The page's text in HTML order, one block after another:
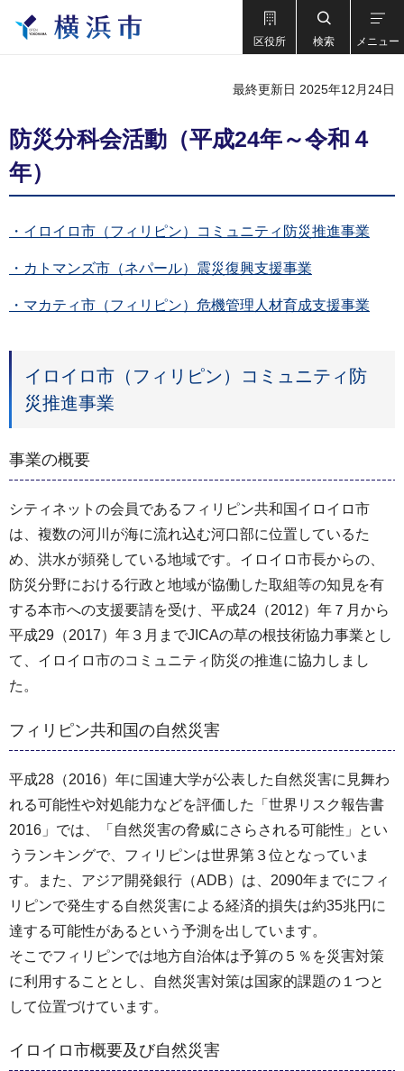
区役所 検索 メニュー
最終更新日 2025年12月24日
防災分科会活動（平成24年～令和４
年）
・イロイロ市（フィリピン）コミュニティ防災推進事業
・カトマンズ市（ネパール）震災復興支援事業
・マカティ市（フィリピン）危機管理人材育成支援事業
イロイロ市（フィリピン）コミュニティ防
災推進事業
事業の概要
シティネットの会員であるフィリピン共和国イロイロ市
は、複数の河川が海に流れ込む河口部に位置しているた
め、洪水が頻発している地域です。イロイロ市長からの、
防災分野における行政と地域が協働した取組等の知見を有
する本市への支援要請を受け、平成24（2012）年７月から
平成29（2017）年３月までJICAの草の根技術協力事業とし
て、イロイロ市のコミュニティ防災の推進に協力しまし
た。
フィリピン共和国の自然災害
平成28（2016）年に国連大学が公表した自然災害に見舞わ
れる可能性や対処能力などを評価した「世界リスク報告書
2016」では、「自然災害の脅威にさらされる可能性」とい
うランキングで、フィリピンは世界第３位となっていま
す。また、アジア開発銀行（ADB）は、2090年までにフィ
リピンで発生する自然災害による経済的損失は約35兆円に
達する可能性があるという予測を出しています。
そこでフィリピンでは地方自治体は予算の５％を災害対策
に利用することとし、自然災害対策は国家的課題の１つと
して位置づけています。
イロイロ市概要及び自然災害